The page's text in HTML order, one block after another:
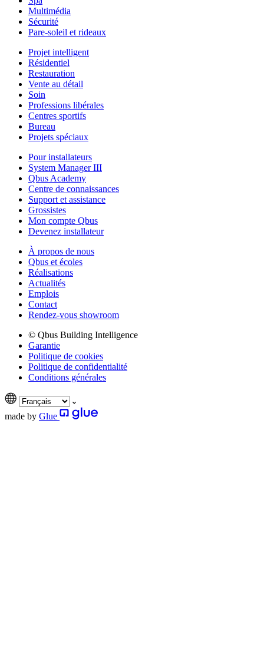
Multimédia
Sécurité
Pare-soleil et rideaux
Projet intelligent
Résidentiel
Restauration
Vente au détail
Soin
Professions libérales
Centres sportifs
Bureau
Projets spéciaux
Pour installateurs
System Manager III
Qbus Academy
Centre de connaissances
Support et assistance
Grossistes
Mon compte Qbus
Devenez installateur
À propos de nous
Qbus et écoles
Réalisations
Actualités
Emplois
Contact
Rendez-vous showroom
© Qbus Building Intelligence
Garantie
Politique de cookies
Politique de confidentialité
Conditions générales
made by Glue